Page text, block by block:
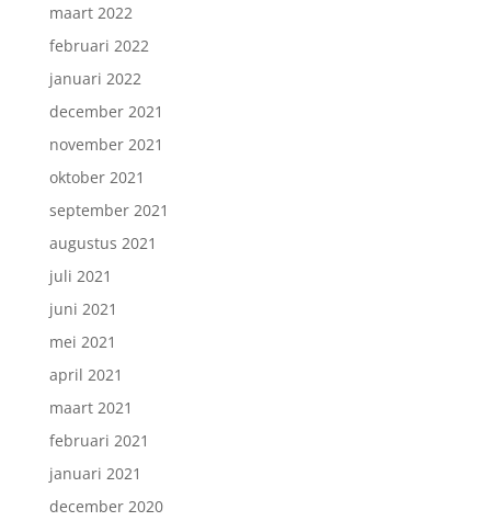
maart 2022
februari 2022
januari 2022
december 2021
november 2021
oktober 2021
september 2021
augustus 2021
juli 2021
juni 2021
mei 2021
april 2021
maart 2021
februari 2021
januari 2021
december 2020